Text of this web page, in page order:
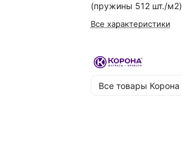
(пружины 512 шт./м2)
Все характеристики
Все товары Корона